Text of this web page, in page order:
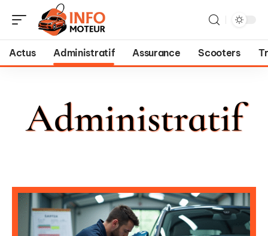
Actus Administratif Assurance Scooters
Administratif